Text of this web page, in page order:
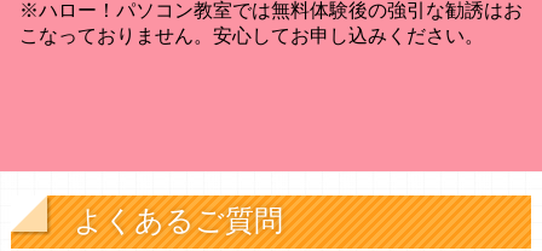
※ハロー！パソコン教室では無料体験後の強引な勧誘はお
こなっておりません。安心してお申し込みください。
よくあるご質問